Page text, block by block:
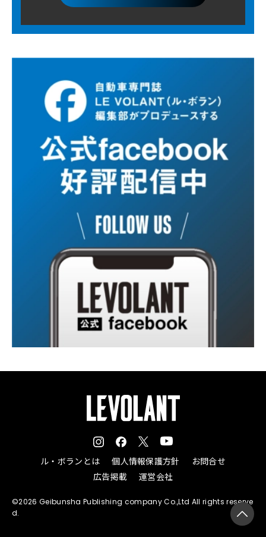
ル・ボランとは 個人情報保護方針
お問合せ
広告掲載
運営会社
©2026 Geibunsha Publishing company Co.,Ltd All rights reserve
d.